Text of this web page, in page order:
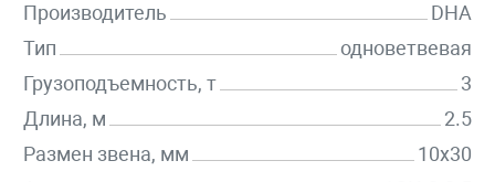
Производитель
DHA
Тип
одноветвевая
Грузоподъемность, т
3
Длина, м
2.5
Размен звена, мм
10х30